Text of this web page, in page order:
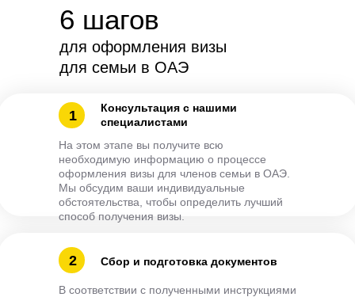
для оформления визы
для семьи в ОАЭ
6 шагов
Консультация с нашими
специалистами
На этом этапе вы получите всю
необходимую информацию о процессе
оформления визы для членов семьи в ОАЭ.
Мы обсудим ваши индивидуальные
обстоятельства, чтобы определить лучший
способ получения визы.
1
Сбор и подготовка документов
В соответствии с полученными инструкциями
2